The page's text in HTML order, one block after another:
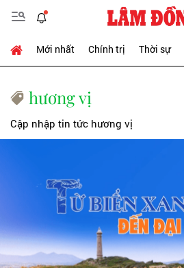
Mới nhất Chính trị Thời sự
hương vị
Cập nhập tin tức hương vị